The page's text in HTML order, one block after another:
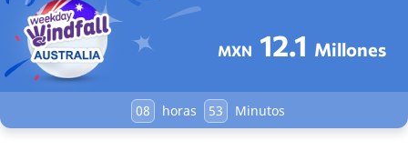
MXN 12.1 Millones
08 horas 53 Minutos